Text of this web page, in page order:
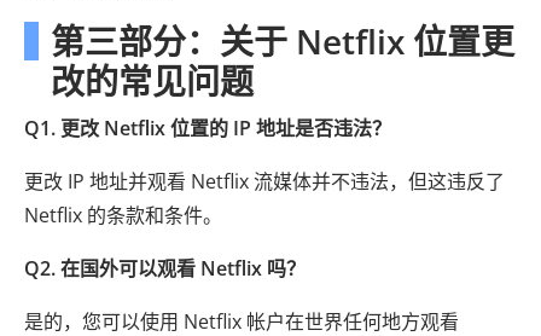
第三部分：关于 Netflix 位置更
改的常见问题
Q1. 更改 Netflix 位置的 IP 地址是否违法？
更改 IP 地址并观看 Netflix 流媒体并不违法，但这违反了
Netflix 的条款和条件。
Q2. 在国外可以观看 Netflix 吗？
是的，您可以使用 Netflix 帐户在世界任何地方观看